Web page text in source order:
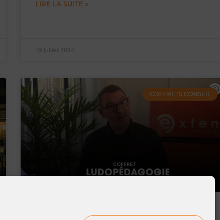
LIRE LA SUITE »
19 juillet 2024
COFFRETS CONSEIL
Ludopédagogie | Stéphane